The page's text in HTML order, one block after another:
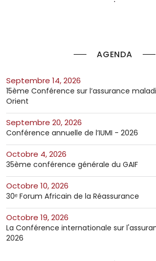
AGENDA
septembre 14, 2026
15ème Conférence sur l’assurance
Orient
septembre 20, 2026
Conférence annuelle de l’IUMI - 2026
octobre 4, 2026
35ème conférence générale du GAIF
octobre 10, 2026
30ᵉ Forum Africain de la Réassurance
octobre 19, 2026
La Conférence internationale sur
2026